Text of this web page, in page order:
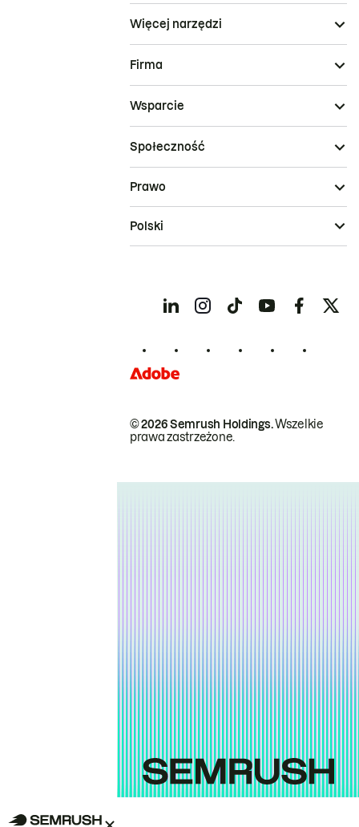
Więcej narzędzi
Firma
Wsparcie
Społeczność
© 2026 Semrush Holdings.Wszelkie
prawa zastrzeżone.
Prawo
Polski